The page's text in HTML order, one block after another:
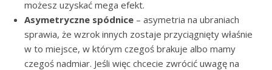
możesz uzyskać mega efekt.
Asymetryczne spódnice – asymetria na ubraniach
sprawia, że wzrok innych zostaje przyciągnięty właśnie
w to miejsce, w którym czegoś brakuje albo mamy
czegoś nadmiar. Jeśli więc chcecie zwrócić uwagę na